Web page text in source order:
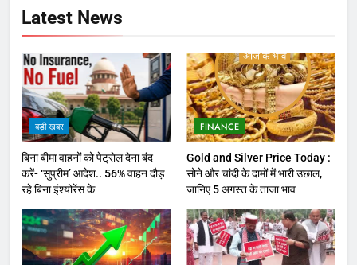
Latest News
बड़ी ख़बर
बिना बीमा वाहनों को पेट्राेल देना बंद
करें- ‘सुप्रीम’ आदेश.. 56% वाहन दौड़
रहे बिना इंश्योरेंस के
FINANCE
Gold and Silver Price Today :
सोने और चांदी के दामों में भारी उछाल,
जानिए 5 अगस्त के ताजा भाव